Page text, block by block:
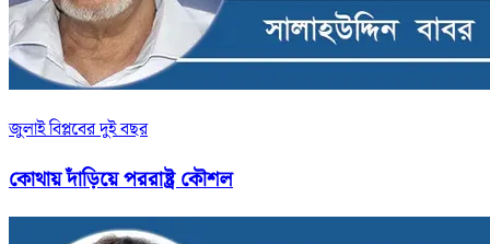
জুলাই বিপ্লবের দুই বছর
কোথায় দাঁড়িয়ে পররাষ্ট্র কৌশল